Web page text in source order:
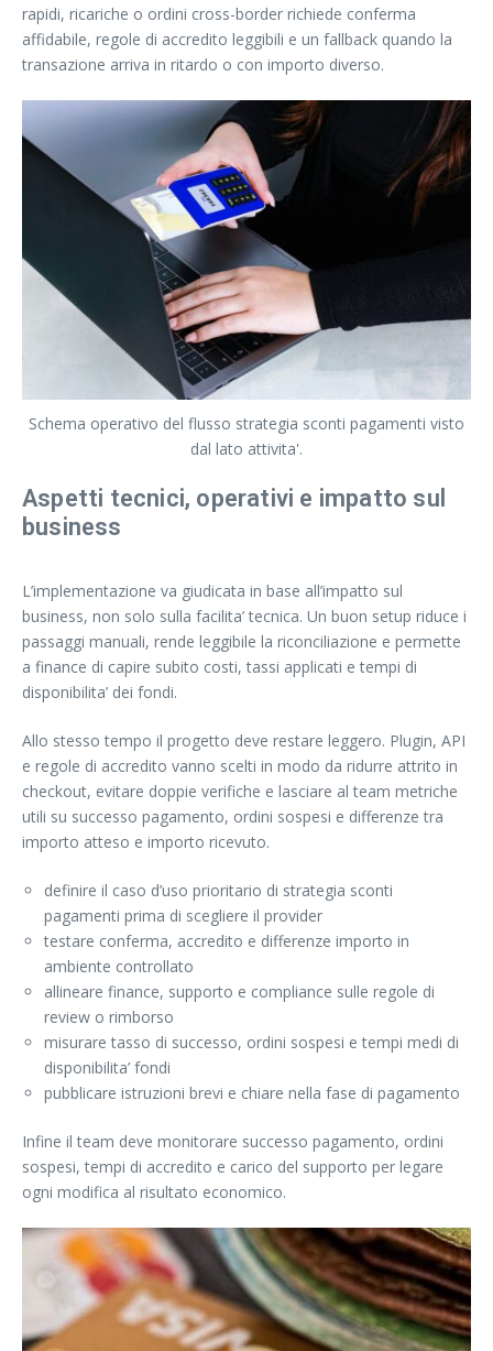
rapidi, ricariche o ordini cross-border richiede conferma
affidabile, regole di accredito leggibili e un fallback quando la
transazione arriva in ritardo o con importo diverso.
Schema operativo del flusso strategia sconti pagamenti visto
dal lato attivita'.
Aspetti tecnici, operativi e impatto sul
business
L’implementazione va giudicata in base all’impatto sul
business, non solo sulla facilita’ tecnica. Un buon setup riduce i
passaggi manuali, rende leggibile la riconciliazione e permette
a finance di capire subito costi, tassi applicati e tempi di
disponibilita’ dei fondi.
Allo stesso tempo il progetto deve restare leggero. Plugin, API
e regole di accredito vanno scelti in modo da ridurre attrito in
checkout, evitare doppie verifiche e lasciare al team metriche
utili su successo pagamento, ordini sospesi e differenze tra
importo atteso e importo ricevuto.
definire il caso d’uso prioritario di strategia sconti
pagamenti prima di scegliere il provider
testare conferma, accredito e differenze importo in
ambiente controllato
allineare finance, supporto e compliance sulle regole di
review o rimborso
misurare tasso di successo, ordini sospesi e tempi medi di
disponibilita’ fondi
pubblicare istruzioni brevi e chiare nella fase di pagamento
Infine il team deve monitorare successo pagamento, ordini
sospesi, tempi di accredito e carico del supporto per legare
ogni modifica al risultato economico.